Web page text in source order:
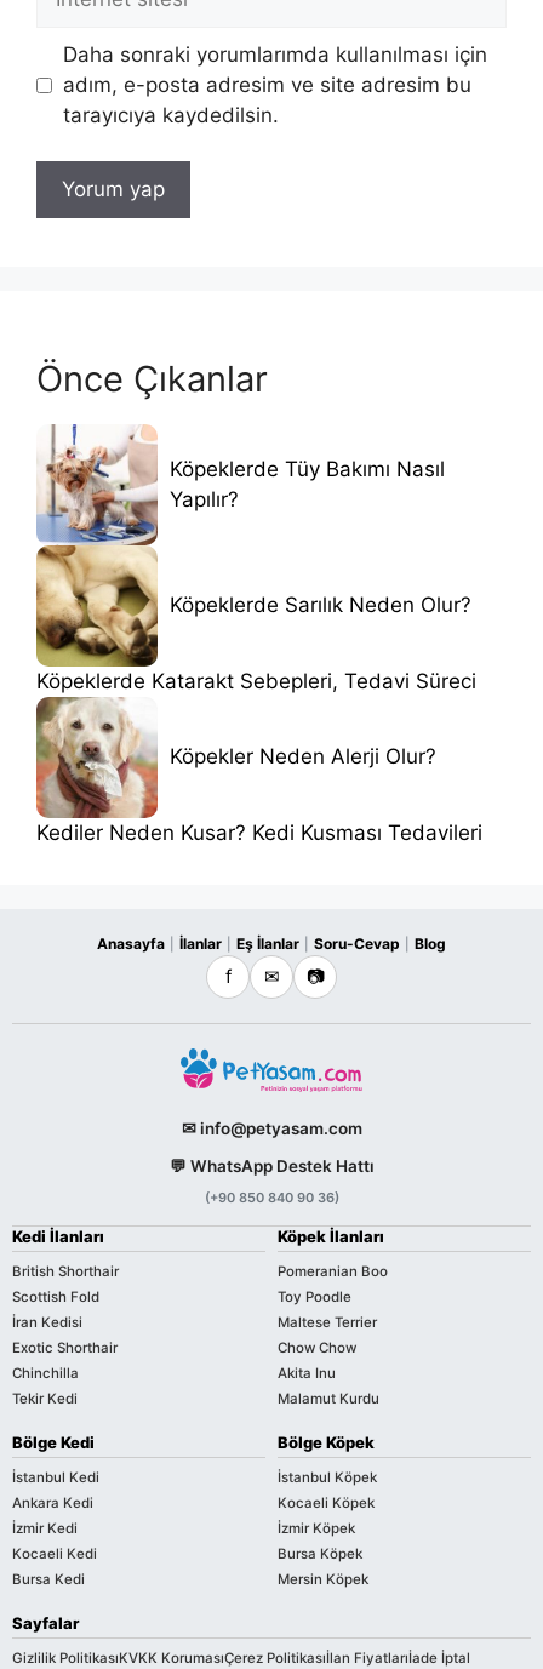
sitesi
Daha sonraki yorumlarımda kullanılması için
adım, e-posta adresim ve site adresim bu
tarayıcıya kaydedilsin.
Önce Çıkanlar
Köpeklerde Tüy Bakımı Nasıl
Yapılır?
Köpeklerde Sarılık Neden Olur?
Köpeklerde Katarakt Sebepleri, Tedavi Süreci
Köpekler Neden Alerji Olur?
Kediler Neden Kusar? Kedi Kusması Tedavileri
Anasayfa İlanlar Eş İlanlar Soru-Cevap Blog
f ✉ 📷
✉ info@petyasam.com
💬 WhatsApp Destek Hattı
(+90 850 840 90 36)
Kedi İlanları
British Shorthair
Scottish Fold
İran Kedisi
Exotic Shorthair
Chinchilla
Tekir Kedi
Köpek İlanları
Pomeranian Boo
Toy Poodle
Maltese Terrier
Chow Chow
Akita Inu
Malamut Kurdu
Bölge Kedi
İstanbul Kedi
Ankara Kedi
İzmir Kedi
Kocaeli Kedi
Bursa Kedi
Bölge Köpek
İstanbul Köpek
Kocaeli Köpek
İzmir Köpek
Bursa Köpek
Mersin Köpek
Sayfalar
Gizlilik PolitikasıKVKK KorumasıÇerez Politikasıİlan Fiyatlarıİade İptal